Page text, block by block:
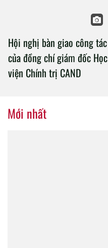
Hội nghị bàn giao công tác
của đồng chí giám đốc Học
viện Chính trị CAND
Mới nhất